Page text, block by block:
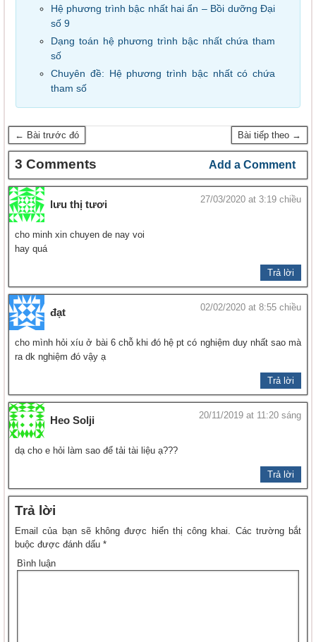
Hệ phương trình bậc nhất hai ẩn – Bồi dưỡng Đại
số 9
Dạng toán hệ phương trình bậc nhất chứa tham
số
Chuyên đề: Hệ phương trình bậc nhất có chứa
tham số
← Bài trước đó Bài tiếp theo →
3 Comments Add a Comment
lưu thị tươi 27/03/2020 at 3:19 chiều
cho minh xin chuyen de nay voi
hay quá
Trả lời
đạt 02/02/2020 at 8:55 chiều
cho mình hỏi xíu ở bài 6 chỗ khi đó hệ pt có nghiệm duy nhất sao mà
ra dk nghiệm đó vậy ạ
Trả lời
Heo Solji 20/11/2019 at 11:20 sáng
dạ cho e hỏi làm sao để tải tài liệu ạ???
Trả lời
Trả lời
Email của bạn sẽ không được hiển thị công khai. Các trường bắt
buộc được đánh dấu *
Bình luận